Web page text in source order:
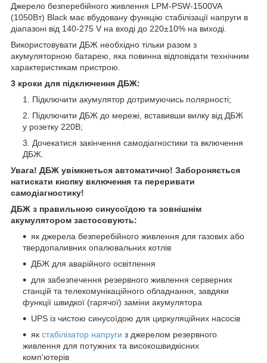
Джерело безперебійного живлення LPM-PSW-1500VA
(1050Вт) Black має вбудовану функцію стабілізації напруги в
діапазоні від 140-275 V на вході до 220±10% на виході.
Використовувати ДБЖ необхідно тільки разом з
акумуляторною батарею, яка повинна відповідати технічним
характеристикам пристрою.
3 кроки для підключення ДБЖ:
Підключити акумулятор дотримуючись полярності;
Підключити ДБЖ до мережі, вставивши вилку від ДБЖ
у розетку 220В;
Дочекатися закінчення самодіагностики та включення
ДБЖ.
Увага! ДБЖ увімкнеться автоматично! Забороняється
натискати кнопку включення та переривати
самодіагностику!
ДБЖ з правильною синусоїдою та зовнішнім
акумулятором застосовують:
як джерела безперебійного живлення для газових або
твердопаливних опалювальних котлів
ДБЖ для аварійного освітлення
для забезпечення резервного живлення серверних
станцій та телекомунікаційного обладнання, завдяки
функції швидкої (гарячої) заміни акумулятора
UPS із чистою синусоїдою для циркуляційних насосів
як стабілізатор напруги з джерелом резервного
живлення для потужних та високошвидкісних
комп'ютерів